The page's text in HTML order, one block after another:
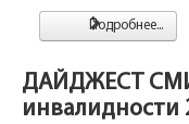
Подробнее...
ДАЙДЖЕСТ
инвалидности